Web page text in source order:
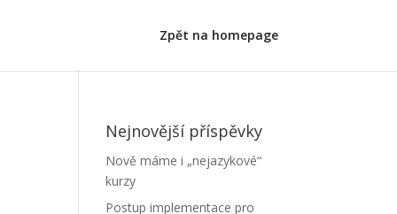
Zpět na homepage
Nejnovější příspěvky
Nově máme i „nejazykové“
kurzy
Postup implementace pro